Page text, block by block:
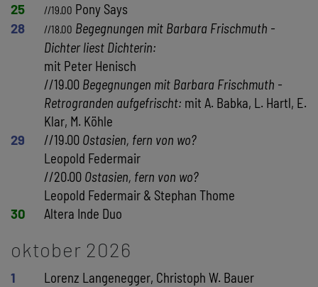
25
//19.00 Pony Says
28
//18.00 Begegnungen mit Barbara Frischmuth -
Dichter liest Dichterin:
mit Peter Henisch
//19.00 Begegnungen mit Barbara Frischmuth -
Retrogranden aufgefrischt: mit A. Babka, L. Hartl, E.
Klar, M. Köhle
29
//19.00 Ostasien, fern von wo?
Leopold Federmair
//20.00 Ostasien, fern von wo?
Leopold Federmair & Stephan Thome
30
Altera Inde Duo
oktober 2026
1
Lorenz Langenegger, Christoph W. Bauer